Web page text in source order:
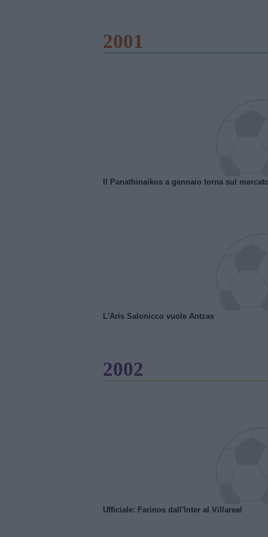
2001
Il Panathinaikos a gennaio torna sul
L'Aris Salonicco vuole Antzas
2002
Ufficiale: Farinos dall'Inter al Villareal